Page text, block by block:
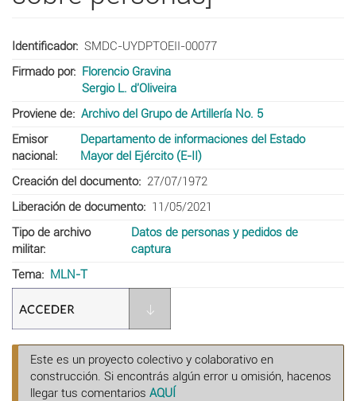
Identificador
SMDC-UYDPTOEII-00077
Firmado por
Florencio Gravina
Sergio L. d'Oliveira
Proviene de
Archivo del Grupo de Artillería No. 5
Emisor
nacional
Departamento de informaciones del Estado
Mayor del Ejército (E-II)
Creación del documento
27/07/1972
Liberación de documento
11/05/2021
Tipo de archivo
militar
Datos de personas y pedidos de
captura
Tema
MLN-T
Este es un proyecto colectivo y colaborativo en
construcción. Si encontrás algún error u omisión, hacenos
llegar tus comentarios AQUÍ